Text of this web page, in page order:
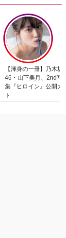
【渾身の一冊】乃木坂
46・山下美月、2nd写
集『ヒロイン』公開カ
ト